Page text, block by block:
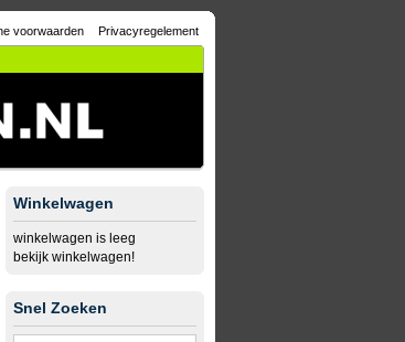
voorwaarden Privacyregelement
Winkelwagen
winkelwagen is leeg
bekijk winkelwagen!
Snel Zoeken